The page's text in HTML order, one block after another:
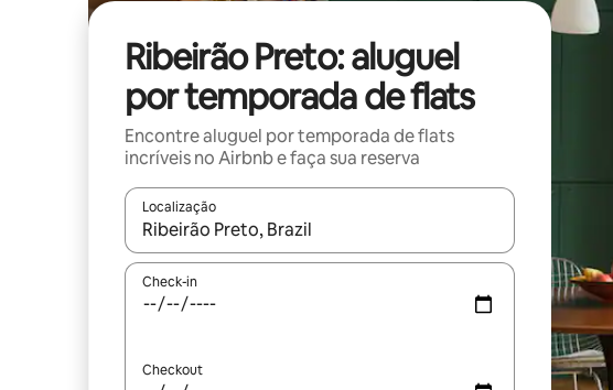
Ribeirão Preto: aluguel
por temporada de flats
Encontre aluguel por temporada de flats
incríveis no Airbnb e faça sua reserva
Localização
Quando os resultados estiverem disponíveis, explore-os usando
Check-in
Checkout